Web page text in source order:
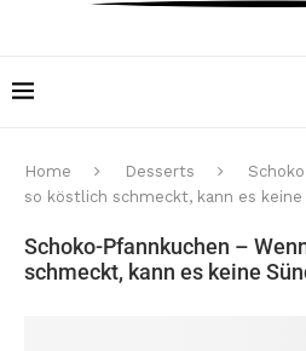
Home Desserts
so köstlich schmeckt, kann es keine
Schoko-Pfannkuchen –
schmeckt, kann es keine